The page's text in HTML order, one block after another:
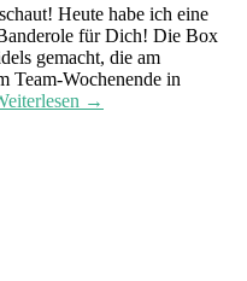
Heute habe ich eine
für Dich! Die Box
gemacht, die am
Team-Wochenende in
→